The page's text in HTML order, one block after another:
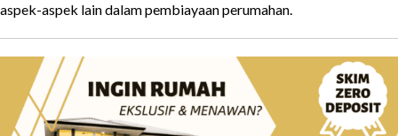
aspek-aspek lain dalam pembiayaan perumahan.